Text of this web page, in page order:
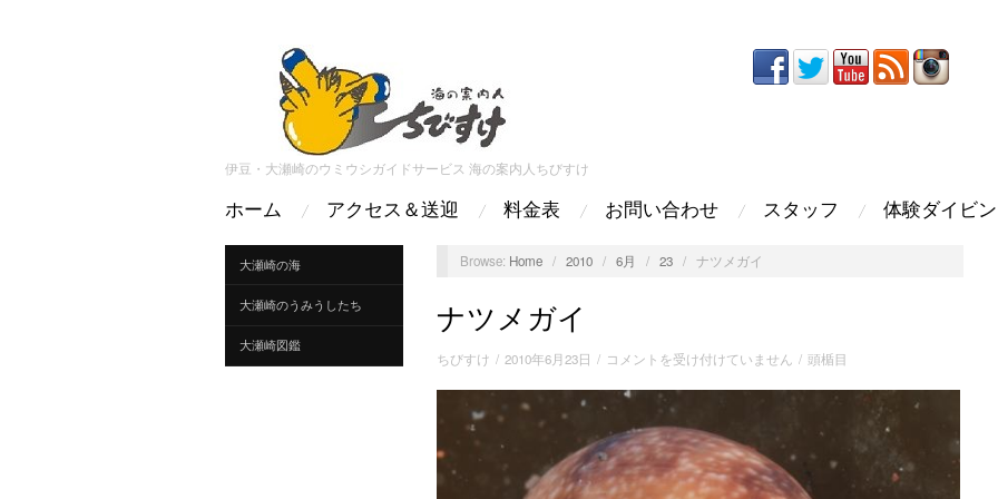
伊豆・大瀬崎のウミウシガイドサービス 海の案内人ちびすけ
ホーム アクセス＆送迎 料金表 お問い合わせ スタッフ 体験ダイビ
大瀬崎の海
大瀬崎のうみうしたち
大瀬崎図鑑
Browse: Home / 2010 / 6月 / 23 / ナツメガイ
ナツメガイ
ちびすけ / 2010年6月23日 / ナ
イ
は
コメントを受け付けていません / 頭楯目